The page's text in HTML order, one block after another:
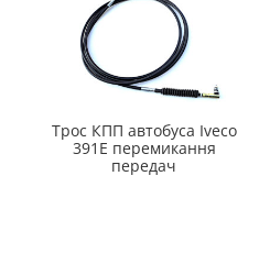
Трос КПП автобуса Iveco
391E перемикання
передач